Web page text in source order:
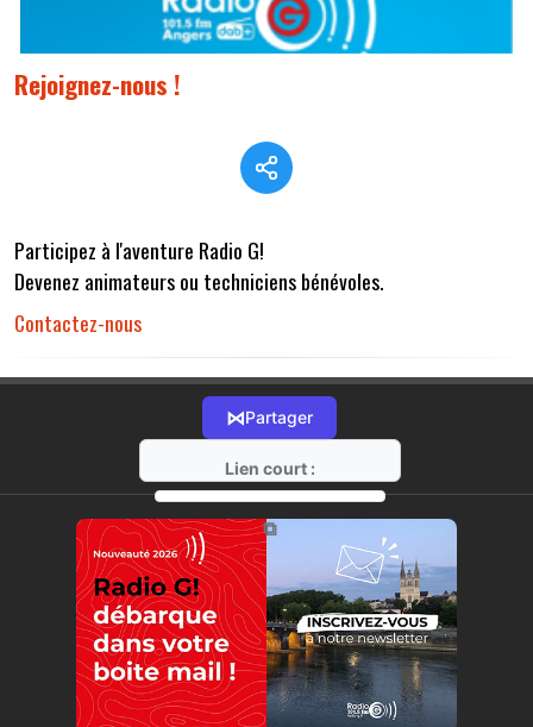
Rejoignez-nous !
Participez à l'aventure Radio G!
Devenez animateurs ou techniciens bénévoles.
Contactez-nous
⋈Partager
Lien court :
https://radio-g.fr?r32
⧉